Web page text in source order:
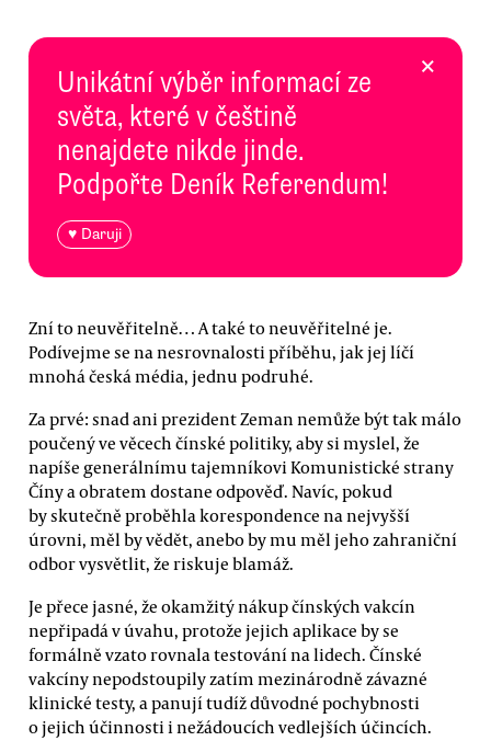
Unikátní výběr informací ze
světa, které v češtině
nenajdete nikde jinde.
Podpořte Deník Referendum!
♥ Daruji
×
Zní to neuvěřitelně… A také to neuvěřitelné je.
Podívejme se na nesrovnalosti příběhu, jak jej líčí
mnohá česká média, jednu podruhé.
Za prvé: snad ani prezident Zeman nemůže být tak málo
poučený ve věcech čínské politiky, aby si myslel, že
napíše generálnímu tajemníkovi Komunistické strany
Číny a obratem dostane odpověď. Navíc, pokud
by skutečně proběhla korespondence na nejvyšší
úrovni, měl by vědět, anebo by mu měl jeho zahraniční
odbor vysvětlit, že riskuje blamáž.
Je přece jasné, že okamžitý nákup čínských vakcín
nepřipadá v úvahu, protože jejich aplikace by se
formálně vzato rovnala testování na lidech. Čínské
vakcíny nepodstoupily zatím mezinárodně závazné
klinické testy, a panují tudíž důvodné pochybnosti
o jejich účinnosti i nežádoucích vedlejších účincích.